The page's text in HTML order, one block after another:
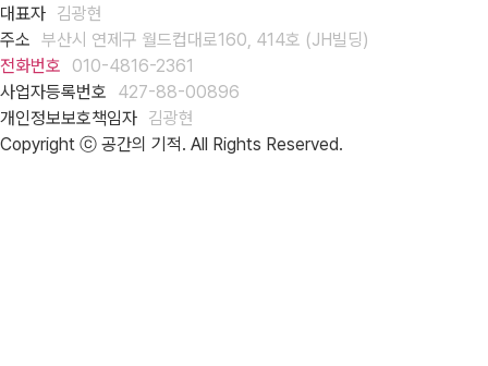
대표자 김광현
주소 부산시 연제구 월드컵대로160, 414호 (JH빌딩)
전화번호
010-4816-2361
사업자등록번호
427-88-00896
개인정보보호책임자 김광현
Copyright ⓒ 공간의 기적. All Rights Reserved.